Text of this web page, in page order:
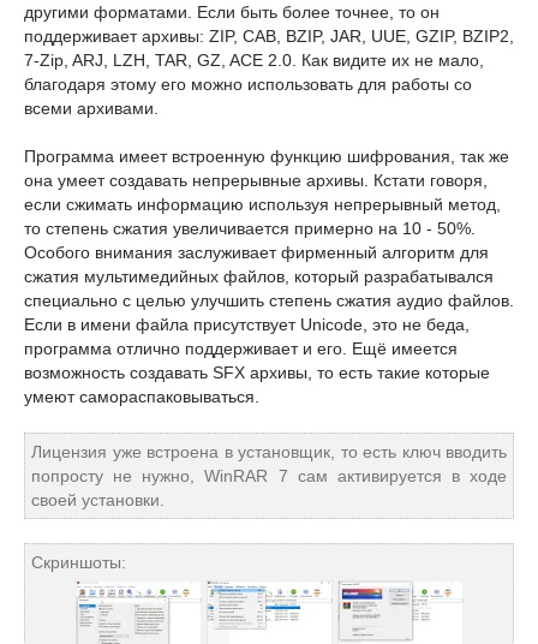
другими форматами. Если быть более точнее, то он
поддерживает архивы: ZIP, CAB, BZIP, JAR, UUE, GZIP, BZIP2,
7-Zip, ARJ, LZH, TAR, GZ, ACE 2.0. Как видите их не мало,
благодаря этому его можно использовать для работы со
всеми архивами.
Программа имеет встроенную функцию шифрования, так же
она умеет создавать непрерывные архивы. Кстати говоря,
если сжимать информацию используя непрерывный метод,
то степень сжатия увеличивается примерно на 10 - 50%.
Особого внимания заслуживает фирменный алгоритм для
сжатия мультимедийных файлов, который разрабатывался
специально с целью улучшить степень сжатия аудио файлов.
Если в имени файла присутствует Unicode, это не беда,
программа отлично поддерживает и его. Ещё имеется
возможность создавать SFX архивы, то есть такие которые
умеют самораспаковываться.
Лицензия уже встроена в установщик, то есть ключ вводить
попросту не нужно, WinRAR 7 сам активируется в ходе
своей установки.
Скриншоты: